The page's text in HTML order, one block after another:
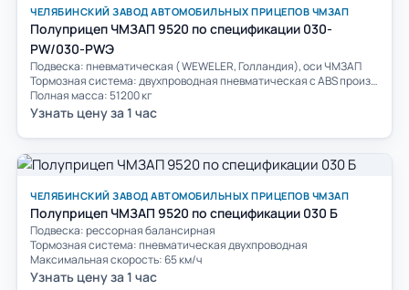
ЧЕЛЯБИНСКИЙ ЗАВОД АВТОМОБИЛЬНЫХ ПРИЦЕПОВ ЧМЗАП
Полуприцеп ЧМЗАП 9520 по спецификации 030-
PW/030-PWЭ
Подвеска: пневматическая ( WEWELER, Голландия), оси ЧМЗАП
Тормозная система: двухпроводная пневматическая c ABS производство WABCO
Полная масса: 51200 кг
Узнать цену за 1 час
ЧЕЛЯБИНСКИЙ ЗАВОД АВТОМОБИЛЬНЫХ ПРИЦЕПОВ ЧМЗАП
Полуприцеп ЧМЗАП 9520 по спецификации 030 Б
Подвеска: рессорная балансирная
Тормозная система: пневматическая двухпроводная
Максимальная скорость: 65 км/ч
Узнать цену за 1 час